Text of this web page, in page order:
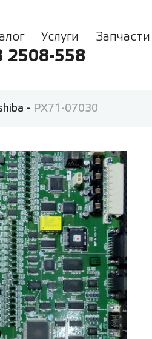
Услуги Запчасти
2508-558
- PX71-07030